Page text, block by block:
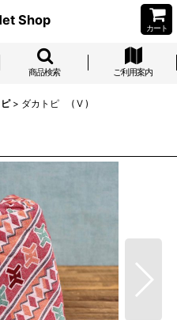
Shop
カート
商品検索 ご利用案内
> ダカトピ ( V )